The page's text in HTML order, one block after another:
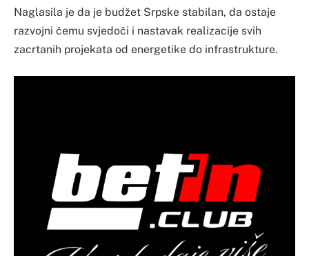
Naglasila je da je budžet Srpske stabilan, da ostaje
razvojni čemu svjedoči i nastavak realizacije svih
zacrtanih projekata od energetike do infrastrukture.